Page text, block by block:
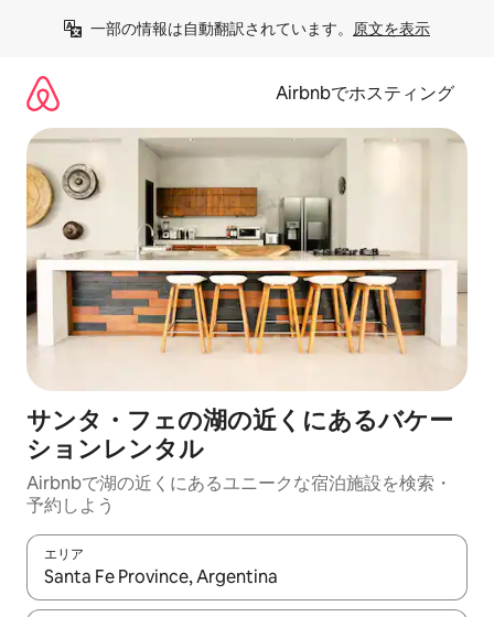
一部の情報は自動翻訳されています。 原文を表示
Airbnbでホスティング
サンタ・フェの湖の近くにあるバケー
ションレンタル
Airbnbで湖の近くにあるユニークな宿泊施設を検索・
予約しよう
エリア
検索結果が表示されたら、上下の矢印キーを使って移動するか